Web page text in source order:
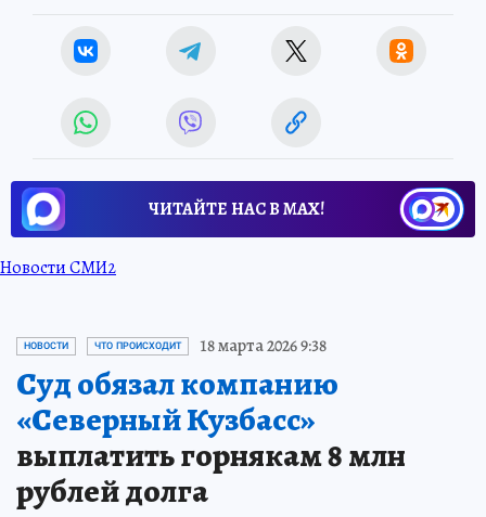
ЧИТАЙТЕ НАС В МАХ!
Новости СМИ2
НОВОСТИ ЧТО ПРОИСХОДИТ 18 марта 2026 9:38
Суд обязал компанию
«Северный Кузбасс»
выплатить горнякам 8 млн
рублей долга